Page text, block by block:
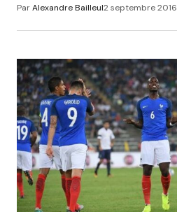
ParAlexandre Bailleul2 septembre 2016